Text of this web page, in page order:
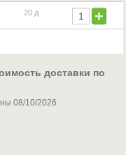
20 д
доставки по
08/10/2026